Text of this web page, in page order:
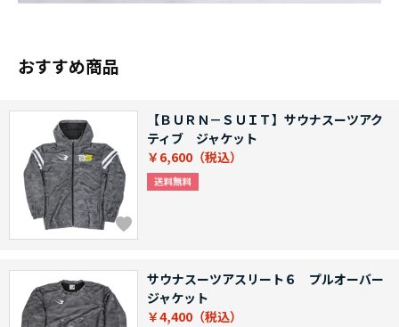
おすすめ商品
【ＢＵＲＮ－ＳＵＩＴ】サウナスーツアク
ティブ ジャケット
￥6,600
サウナスーツアスリート６ プルオーバー
ジャケット
￥4,400